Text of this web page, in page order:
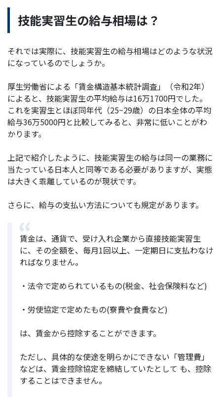
技能実習生の給与相場は？
それでは実際に、技能実習生の給与相場はどのような状況
になっているのでしょうか。
厚生労働省による「賃金構造基本統計調査」（令和2年）
によると、技能実習生の平均給与は16万1700円でした。
これを実習生とほぼ同年代（25~29歳）の日本全体の平均
給与36万5000円と比較してみると、非常に低いことがわ
かります。
上記で紹介したように、技能実習生の給与は同一の業務に
当たっている日本人と同等である必要がありますが、実態
は大きく乖離しているのが現状です。
さらに、給与の支払い方法についても規定があります。
賃金は、通貨で、受け入れ企業から直接技能実習生
に、その全額を、毎月1回以上、一定期日に支払わなけ
ればなりません。
・法令で定められているもの(税金、社会保険料など)
・労使協定で定めたもの(寮費や食費など)
は、賃金から控除することができます。
ただし、具体的な使途を明らかにできない「管理費」
などは、賃金控除協定を締結していたとして も、控除
することはできません。